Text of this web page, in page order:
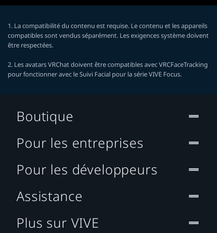
1. La compatibilité du contenu est requise. Le contenu et les appareils
compatibles sont vendus séparément. Les exigences système doivent
être respectées.
2. Les avatars VRChat doivent être compatibles avec VRCFaceTracking
pour fonctionner avec le Suivi Facial pour la série VIVE Focus.
Boutique
Pour les entreprises
Pour les développeurs
Assistance
Plus sur VIVE